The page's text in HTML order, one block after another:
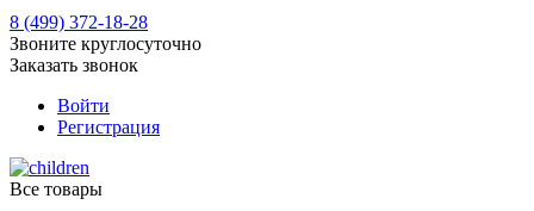
8 (499) 372-18-28
Звоните круглосуточно
Заказать звонок
Войти
Регистрация
Все товары